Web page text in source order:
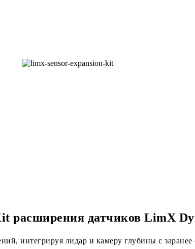
расширения датчиков LimX
интегрируя лидар и камеру глубины с